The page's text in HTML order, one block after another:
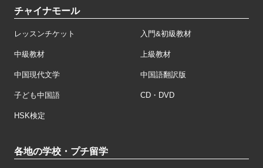
チャイナモール
レッスンチケット 入門&初級教材
中級教材 上級教材
中国現代文学 中国語翻訳版
子ども中国語 CD・DVD
HSK検定
各地の学校・プチ留学